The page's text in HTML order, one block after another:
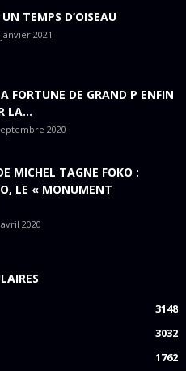
TEMPS D’OISEAU
janvier 2021
FORTUNE DE GRAND P ENFIN
LA...
2020
MICHEL TAGNE FOKO :
LE « MONUMENT
2020
3148
3032
1762